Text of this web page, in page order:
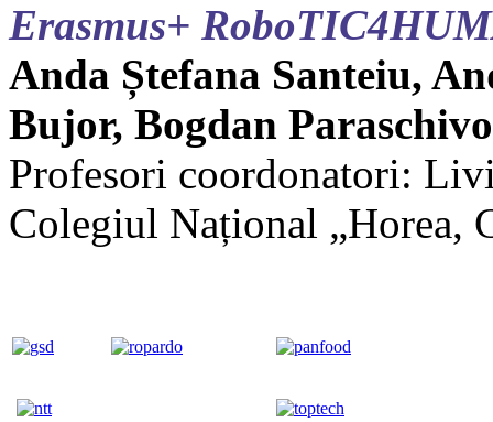
Erasmus+
Anda Ștefana Santeiu,
Bujor, Bogdan
Profesori coordonatori:
Colegiul Național „Horea,